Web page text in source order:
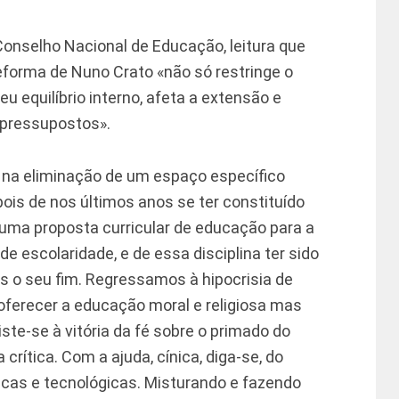
Nacional de Educação, leitura que
de Nuno Crato «não só restringe o
equilíbrio interno, afeta a extensão e
eliminação de um espaço específico
de nos últimos anos se ter constituído
proposta curricular de educação para a
escolaridade, e de essa disciplina ter sido
o seu fim. Regressamos à hipocrisia de
a educação moral e religiosa mas
se à vitória da fé sobre o primado do
Com a ajuda, cínica, diga-se, do
e tecnológicas. Misturando e fazendo